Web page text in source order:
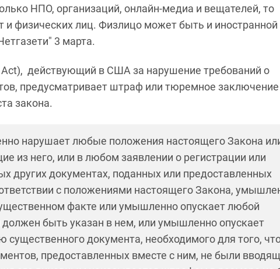
НПО, организаций, онлайн-медиа и вещателей, то
и физических лиц. Физлицо может быть и иностранной
3 марта.
Act), действующий в США за нарушение требований о
предусматривает штраф или тюремное заключение
закона.
нарушает любые положения настоящего Закона
из него, или в любом заявлении о регистрации или
других документах, поданных или предоставленных
с положениями настоящего Закона,
факте или умышленно опускает любой
быть указан в нем, или умышленно опускает
документа, необходимого для того,
предоставленных вместе с ним, не были